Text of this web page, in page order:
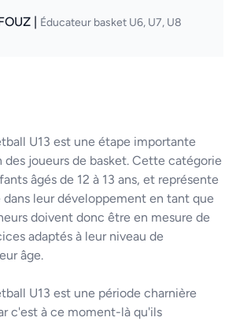
| Éducateur basket U6, U7, U8
U13 est une étape importante
des joueurs de basket. Cette catégorie
âgés de 12 à 13 ans, et représente
leur développement en tant que
doivent donc être en mesure de
adaptés à leur niveau de
âge.
U13 est une période charnière
c'est à ce moment-là qu'ils